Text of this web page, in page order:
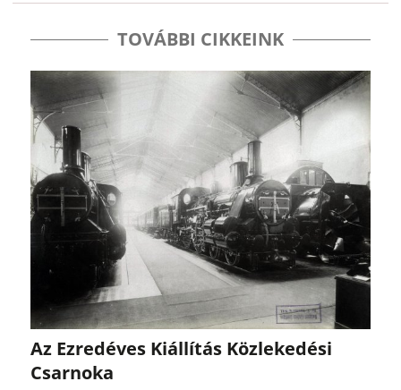
TOVÁBBI CIKKEINK
Az Ezredéves Kiállítás Közlekedési
Csarnoka